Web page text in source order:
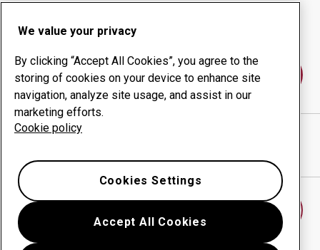
耐磨产品
咨询服务
正常运行时间管理
联系我们
RMS-TRITEC, LLC
We value your privacy
By clicking “Accept All Cookies”, you agree to the
storing of cookies on your device to enhance site
navigation, analyze site usage, and assist in our
marketing efforts.
Cookie policy
Accept All Cookies
Cookies Settings